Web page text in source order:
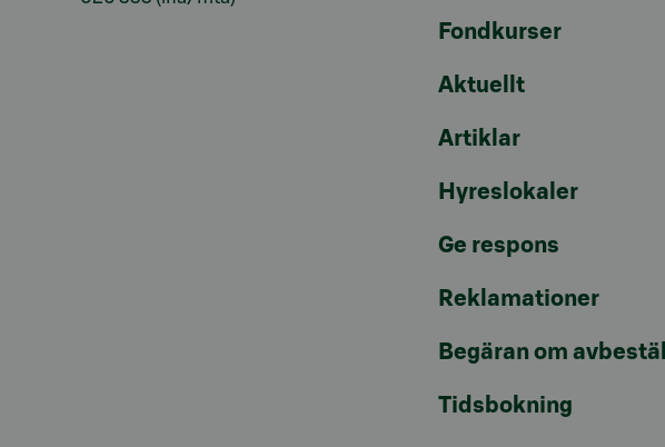
Fondkurser
Aktuellt
Artiklar
Hyreslokaler
Ge respons
Reklamationer
Begäran om
Tidsbokning